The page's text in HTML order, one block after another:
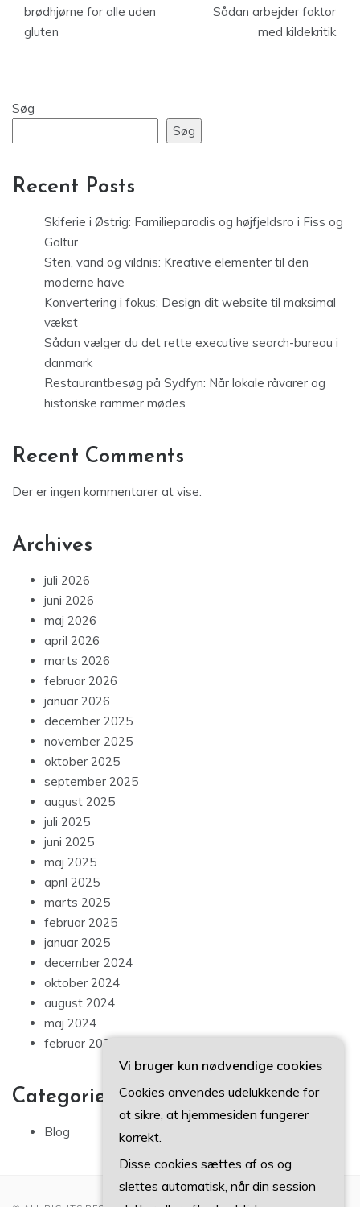
brødhjørne for alle uden
gluten
Sådan arbejder faktor
med kildekritik
Søg
Søg
Recent Posts
Skiferie i Østrig: Familieparadis og højfjeldsro i Fiss og
Galtür
Sten, vand og vildnis: Kreative elementer til den
moderne have
Konvertering i fokus: Design dit website til maksimal
vækst
Sådan vælger du det rette executive search-bureau i
danmark
Restaurantbesøg på Sydfyn: Når lokale råvarer og
historiske rammer mødes
Recent Comments
Der er ingen kommentarer at vise.
Archives
juli 2026
juni 2026
maj 2026
april 2026
marts 2026
februar 2026
januar 2026
december 2025
november 2025
oktober 2025
september 2025
august 2025
juli 2025
juni 2025
maj 2025
april 2025
marts 2025
februar 2025
januar 2025
december 2024
oktober 2024
august 2024
maj 2024
februar 2024
Categories
Blog
Vi bruger kun nødvendige cookies
Cookies anvendes udelukkende for
at sikre, at hjemmesiden fungerer
korrekt.
Disse cookies sættes af os og
slettes automatisk, når din session